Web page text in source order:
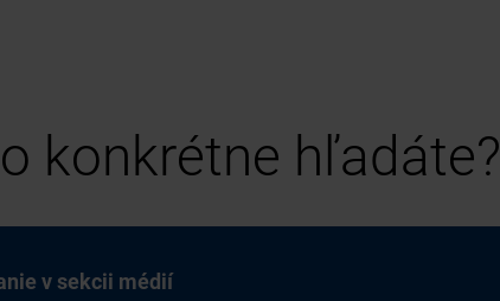
konkrétne hľadáte?
v sekcii médií